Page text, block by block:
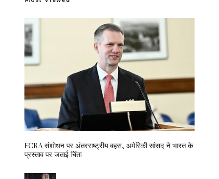
FCRA संशोधन पर अंतरराष्ट्रीय बहस, अमेरिकी सांसद ने भारत के
प्रस्ताव पर जताई चिंता